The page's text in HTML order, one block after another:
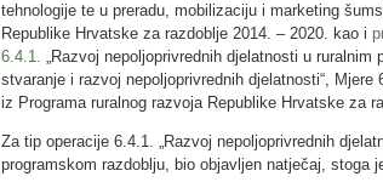
tehnologije te u preradu, mobilizaciju i marketing
Republike Hrvatske za razdoblje 2014. – 2020. kao i
6.4.1. „Razvoj nepoljoprivrednih djelatnosti u ruralnim
stvaranje i razvoj nepoljoprivrednih djelatnosti“, Mjere
iz Programa ruralnog razvoja Republike Hrvatske za
Za tip operacije 6.4.1. „Razvoj nepoljoprivrednih
programskom razdoblju, bio objavljen natječaj, stoga